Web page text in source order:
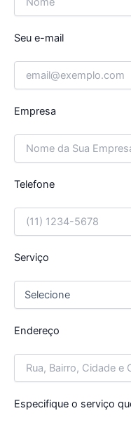
Seu e-mail
Empresa
Telefone
Serviço
Endereço
Especifique o serviço